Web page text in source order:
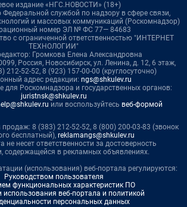
издание «НГС.НОВОСТИ» (18+)
Федеральной службой по надзору в сфере связи,
и массовых коммуникаций (Роскомнадзор)
номер ЭЛ № ФС 77— 84683
с ограниченной ответственностью "ИНТЕРНЕТ
ТЕХНОЛОГИИ"
Громкова Елена Александровна
Россия, Новосибирск, ул. Ленина, д. 12, 6 этаж,
212-52-52, 8 (923) 157-00-00 (круглосуточно)
адрес редакции: ngs@shkulev.ru
для Роскомнадзора и государственных органов:
juristnsk@shkulev.ru
или воспользуйтесь веб-формой
8 (383) 212-52-52, 8 (800) 200-03-83 (звонок
бесплатный), reklamangs@shkulev.ru
не несет ответственности за достоверность
содержащейся в рекламных объявлениях.
(использования) веб-портала регулируются:
Руководством пользователя
функциональных характеристик ПО
веб-портала и политикой
персональных данных